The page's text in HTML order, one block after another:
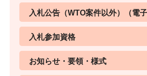
入札公告（WTO案件以外）（電子
入札参加資格
お知らせ・要領・様式